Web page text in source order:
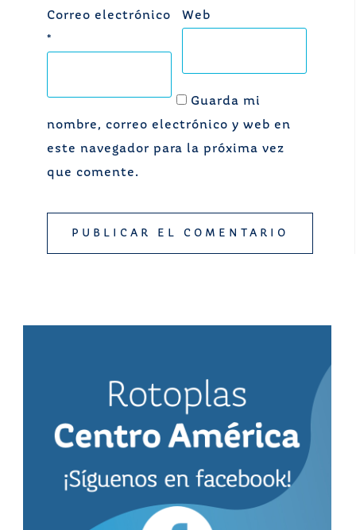
Correo electrónico
*
Web
Guarda mi
nombre, correo electrónico y web en
este navegador para la próxima vez
que comente.